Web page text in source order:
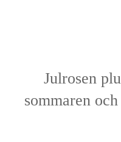
Julrosen
sommaren